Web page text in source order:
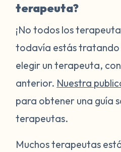
terapeuta?
¡No todos los
todavía estás tratando
elegir un terapeuta,
anterior. Nuestra
para obtener una guía
terapeutas.
Muchos terapeutas